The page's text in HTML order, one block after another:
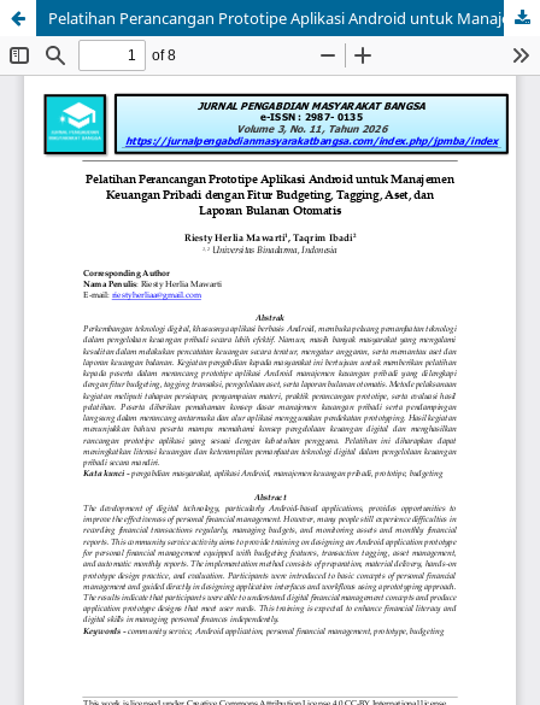
Pelatihan Perancangan Prototipe Aplikasi Android untuk Manajemen Keuangan Pribadi dengan Fitur Budgeting, Tagging, Aset, dan Laporan Bulanan Otomatis